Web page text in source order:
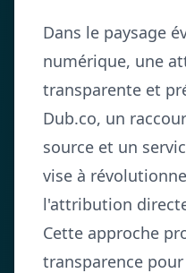
Dans le paysage
numérique, une
transparente et
Dub.co, un
source et un
vise à
l'attribution
Cette approche
transparence